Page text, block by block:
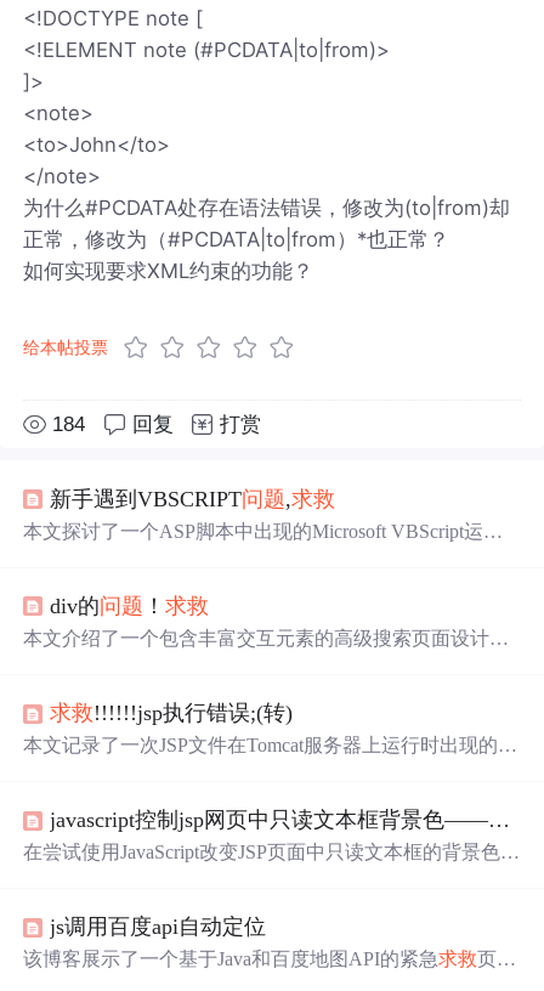
<!DOCTYPE note [
<!ELEMENT note (#PCDATA|to|from)>
]>
<note>
<to>John</to>
</note>
为什么#PCDATA处存在语法错误，修改为(to|from)却
正常，修改为（#PCDATA|to|from）*也正常？
如何实现要求XML约束的功能？
给本帖投票
184 回复 打赏
新手遇到VBSCRIPT问题,求救
本文探讨了一个ASP脚本中出现的Microsoft VBScript运行
数据库操作。
div的问题 ！求救
本文介绍了一个包含丰富交互元素的高级搜索页面设计案
求救!!!!!!jsp执行错误;(转)
本文记录了一次JSP文件在Tomcat服务器上运行时出现的H
到了内部服务器错误。文章提供了web.xml配置文件内容，
帮助读者了解问题所在。
javascript控制jsp网页中只读文本框背景色——出错啦，
在尝试使用JavaScript改变JSP页面中只读文本框的背景色
函数的实现，并附上了显示错误效果的截图，期待得到解
决方案。
js调用百度api自动定位
该博客展示了一个基于Java和百度地图API的紧急求救 页面